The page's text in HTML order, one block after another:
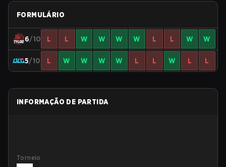
FORMULÁRIO
6/10 L L W W W W L L W W
5/10 L W W W W L L W L L
INFORMAÇÃO DE PARTIDA
Torneio